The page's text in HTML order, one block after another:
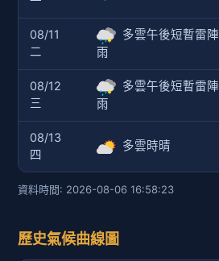
08/11
二
多雲午後短暫雷陣
雨
08/12
三
多雲午後短暫雷陣
雨
08/13
四
多雲時晴
資料時間: 2026-08-06 16:58:23
歷史氣候曲線圖